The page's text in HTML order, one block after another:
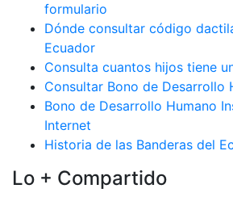
formulario
Dónde consultar código
Ecuador
Consulta cuantos hijos tiene
Consultar Bono de Desarrollo
Bono de Desarrollo Humano
Internet
Historia de las Banderas del
Lo + Compartido